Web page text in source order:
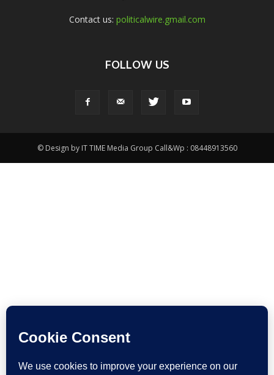
Contact us: politicalwire.gmail.com
FOLLOW US
© Design by IT TIME Media Group Call&Wp : 08448913560